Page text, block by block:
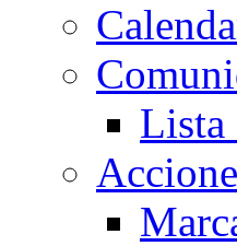
Lista